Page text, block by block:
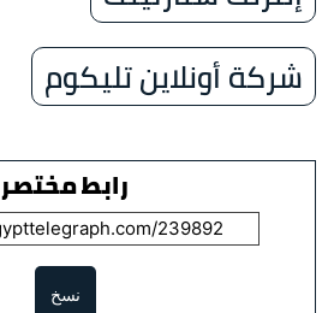
شركة أونلاين تليكوم
رابط مختصر
نسخ